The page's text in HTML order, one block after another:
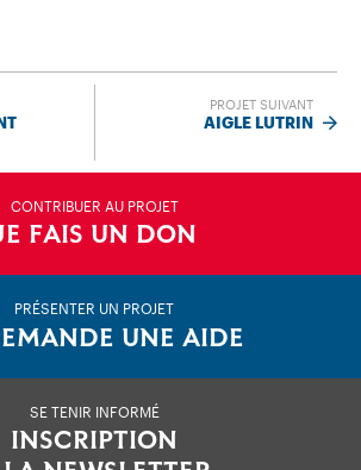
PROJET SUIVANT
AIGLE LUTRIN
CONTRIBUER AU PROJET
FAIS UN DON
PRÉSENTER UN PROJET
UNE AIDE
SE TENIR INFORMÉ
INSCRIPTION